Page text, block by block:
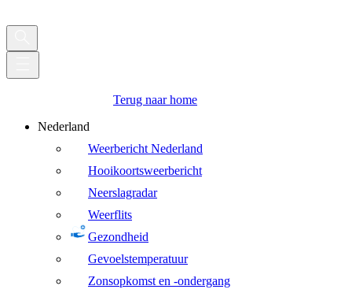
Terug naar home
Nederland
Weerbericht Nederland
Hooikoortsweerbericht
Neerslagradar
Weerflits
Gezondheid
Gevoelstemperatuur
Zonsopkomst en -ondergang